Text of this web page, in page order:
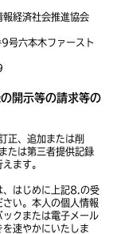
経済社会推進協会
六本木ファースト
開示等の請求等の
正、追加または削
たは第三者提供記録
ます。
、はじめに上記8.の受
い。本人の個人情報
クまたは電子メール
速やかにいたしま